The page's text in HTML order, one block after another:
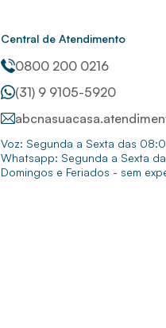
Central de Atendimento
0800 200 0216
(31) 9 9105-5920
Voz: Segunda a Sexta das
Whatsapp: Segunda a Sexta
Domingos e Feriados - sem